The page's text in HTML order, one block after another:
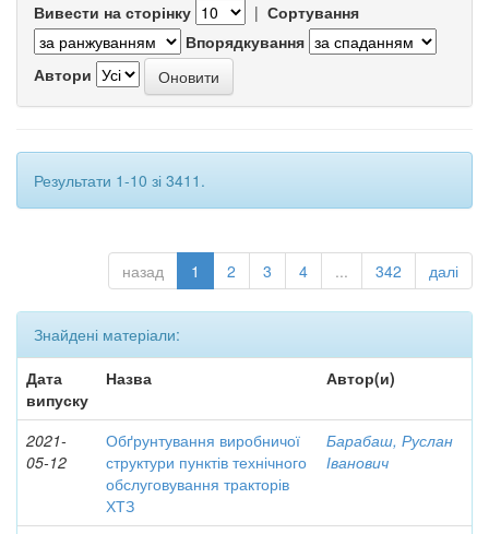
Вивести на сторінку | Сортування
Впорядкування
Автори
Результати 1-10 зі 3411.
назад 1 2 3 4 ... 342 далі
Знайдені матеріали:
Дата
випуску
Назва Автор(и)
2021-
05-12
Обґрунтування виробничої
структури пунктів технічного
обслуговування тракторів
ХТЗ
Барабаш, Руслан
Іванович